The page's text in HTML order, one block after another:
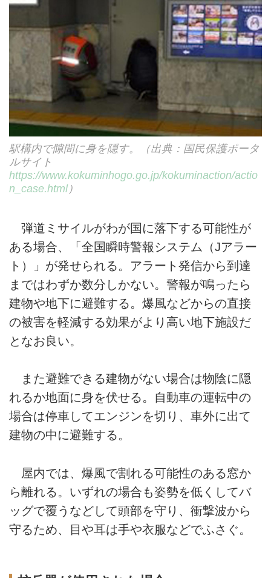
駅構内で隙間に身を隠す。（出典：国民保護ポータ
ルサイト
https://www.kokuminhogo.go.jp/kokuminaction/actio
n_case.html）
弾道ミサイルがわが国に落下する可能性が
ある場合、「全国瞬時警報システム（Jアラー
ト）」が発せられる。アラート発信から到達
まではわずか数分しかない。警報が鳴ったら
建物や地下に避難する。爆風などからの直接
の被害を軽減する効果がより高い地下施設だ
となお良い。
また避難できる建物がない場合は物陰に隠
れるか地面に身を伏せる。自動車の運転中の
場合は停車してエンジンを切り、車外に出て
建物の中に避難する。
屋内では、爆風で割れる可能性のある窓か
ら離れる。いずれの場合も姿勢を低くしてバ
ッグで覆うなどして頭部を守り、衝撃波から
守るため、目や耳は手や衣服などでふさぐ。